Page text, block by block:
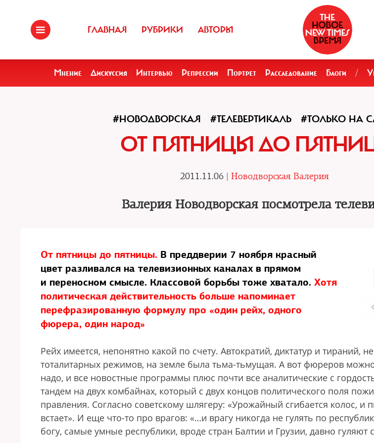
ГЛАВНАЯ РУБРИКИ АВТОРЫ
Мнение Дискуссия Интервью Репрессии Портрет Расследование Блоги /
#НОВОДВОРСКАЯ #ТЕЛЕВЕРТИКАЛЬ #ТОЛЬКО НА
ОТ ПЯТНИЦЫ ДО
2011.11.06 | Новодворская Валерия
Валерия Новодворская посмотрела
От пятницы до пятницы. В преддверии 7 ноября красный
цвет разливался на телевизионных каналах в прямом
и переносном смысле. Классовой борьбы тоже хватало. Хотя
политическая действительность больше напоминает
перефразированную формулу про «один рейх, одного
фюрера, один народ»
Рейх имеется, непонятно какой по счету. Автократий, диктатур и тираний,
тоталитарных режимов, на земле была тьма-тьмущая. А вот фюреров
надо, и все новостные программы плюс почти все аналитические с
тандем на двух комбайнах, который с двух концов политического поля
правления. Согласно советскому шлягеру: «Урожайный сгибается колос, и
встает». И еще что-то про врагов: «…и врагу никогда не гулять по
богу, самые умные республики, вроде стран Балтии и Грузии, давно гуляют